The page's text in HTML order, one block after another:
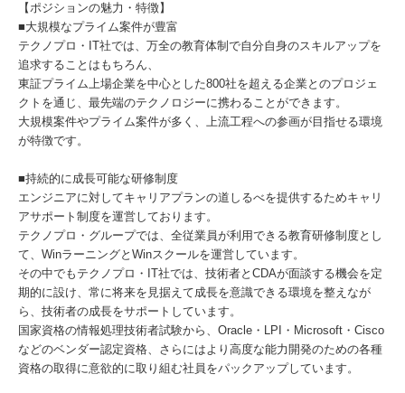
【ポジションの魅力・特徴】
■大規模なプライム案件が豊富
テクノプロ・IT社では、万全の教育体制で自分自身のスキルアップを
追求することはもちろん、
東証プライム上場企業を中心とした800社を超える企業とのプロジェ
クトを通じ、最先端のテクノロジーに携わることができます。
大規模案件やプライム案件が多く、上流工程への参画が目指せる環境
が特徴です。
■持続的に成長可能な研修制度
エンジニアに対してキャリアプランの道しるべを提供するためキャリ
アサポート制度を運営しております。
テクノプロ・グループでは、全従業員が利用できる教育研修制度とし
て、WinラーニングとWinスクールを運営しています。
その中でもテクノプロ・IT社では、技術者とCDAが面談する機会を定
期的に設け、常に将来を見据えて成長を意識できる環境を整えなが
ら、技術者の成長をサポートしています。
国家資格の情報処理技術者試験から、Oracle・LPI・Microsoft・Cisco
などのベンダー認定資格、さらにはより高度な能力開発のための各種
資格の取得に意欲的に取り組む社員をパックアップしています。